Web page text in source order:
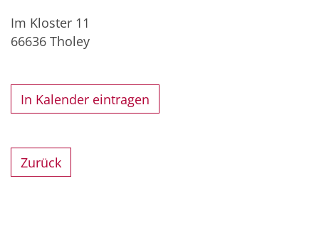
Im Kloster 11
66636 Tholey
In Kalender eintragen
Zurück